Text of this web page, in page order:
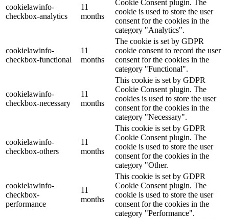
cookielawinfo-
checkbox-analytics
11
months
Cookie Consent plugin. The
cookie is used to store the user
consent for the cookies in the
category "Analytics".
cookielawinfo-
checkbox-functional
11
months
The cookie is set by GDPR
cookie consent to record the user
consent for the cookies in the
category "Functional".
cookielawinfo-
checkbox-necessary
11
months
This cookie is set by GDPR
Cookie Consent plugin. The
cookies is used to store the user
consent for the cookies in the
category "Necessary".
cookielawinfo-
checkbox-others
11
months
This cookie is set by GDPR
Cookie Consent plugin. The
cookie is used to store the user
consent for the cookies in the
category "Other.
cookielawinfo-
checkbox-
performance
11
months
This cookie is set by GDPR
Cookie Consent plugin. The
cookie is used to store the user
consent for the cookies in the
category "Performance".